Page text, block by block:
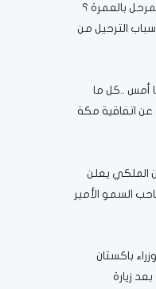
بالعمرة ؟
الترحيل من
أمس ..كل ما
عن اتفاقية مكة
السلام
الملكي يعلن
السمو الأمير
باكستان
بعد زيارة